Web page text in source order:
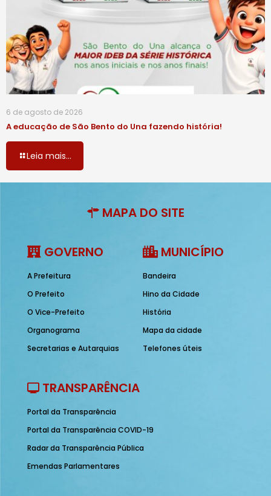
6 de agosto de 2026
A educação de São Bento do Una fazendo história!
Leia mais...
MAPA DO SITE
GOVERNO
A Prefeitura
O Prefeito
O Vice-Prefeito
Organograma
Secretarias e Autarquias
MUNICÍPIO
Bandeira
Hino da Cidade
História
Mapa da cidade
Telefones úteis
TRANSPARÊNCIA
Portal da Transparência
Portal da Transparência COVID-19
Radar da Transparência Pública
Emendas Parlamentares